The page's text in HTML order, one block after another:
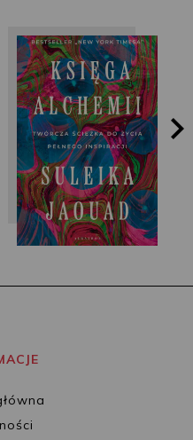
Jaouad Suleika